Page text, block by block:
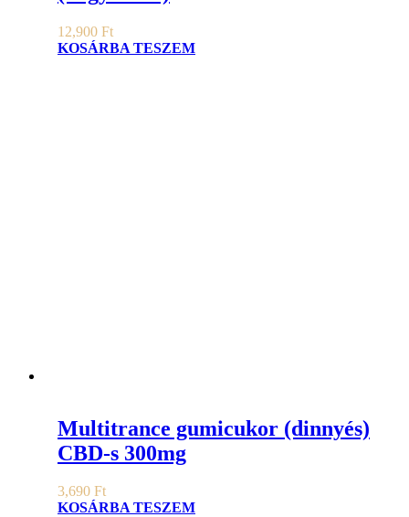
12,900 Ft
KOSÁRBA TESZEM
Multitrance gumicukor (dinnyés)
CBD-s 300mg
3,690 Ft
KOSÁRBA TESZEM